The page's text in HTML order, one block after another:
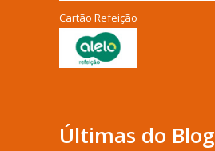
Cartão Refeição
Últimas do Blog